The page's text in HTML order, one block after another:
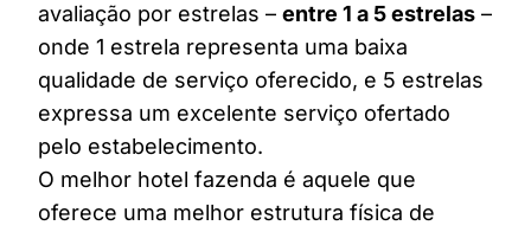
avaliação por estrelas – entre 1 a 5 estrelas –
onde 1 estrela representa uma baixa
qualidade de serviço oferecido, e 5 estrelas
expressa um excelente serviço ofertado
pelo estabelecimento.
O melhor hotel fazenda é aquele que
oferece uma melhor estrutura física de